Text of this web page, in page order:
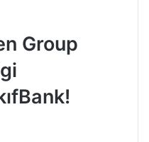
Group